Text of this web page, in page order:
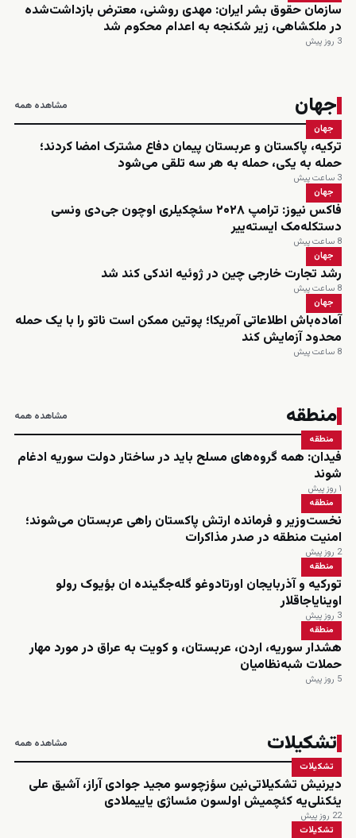
سازمان حقوق بشر ایران: مهدی روشنی، معترض بازداشت‌شده
در ملکشاهی، زیر شکنجه به اعدام محکوم شد
3 روز پیش
جهان مشاهده همه
جهان
ترکیه، پاکستان و عربستان پیمان دفاع مشترک امضا کردند؛
حمله به یکی، حمله به هر سه تلقی می‌شود
3 ساعت پیش
جهان
فاکس نیوز: ترامپ ۲۰۲۸ سئچکیلری اوچون جی‌دی ونسی
دستکله‌مک ایسته‌ییر
8 ساعت پیش
جهان
رشد تجارت خارجی چین در ژوئیه اندکی کند شد
8 ساعت پیش
جهان
آماده‌باش اطلاعاتی آمریکا؛ پوتین ممکن است ناتو را با یک حمله
محدود آزمایش کند
8 ساعت پیش
منطقه مشاهده همه
منطقه
فیدان: همه گروه‌های مسلح باید در ساختار دولت سوریه ادغام
شوند
۱ روز پیش
منطقه
نخست‌وزیر و فرمانده ارتش پاکستان راهی عربستان می‌شوند؛
امنیت منطقه در صدر مذاکرات
2 روز پیش
منطقه
تورکیه و آذربایجان اورتادوغو گله‌جگینده ان بؤیوک رولو
اوینایاجاقلار
3 روز پیش
منطقه
هشدار سوریه، اردن، عربستان، و کویت به عراق در مورد مهار
حملات شبه‌نظامیان
5 روز پیش
تشکیلات مشاهده همه
تشکیلات
دیرنیش تشکیلاتی‌نین سؤزچوسو مجید جوادی آراز، آشیق علی
یئکنلی‌یه کئچمیش اولسون مئساژی یاییملادی
22 روز پیش
تشکیلات